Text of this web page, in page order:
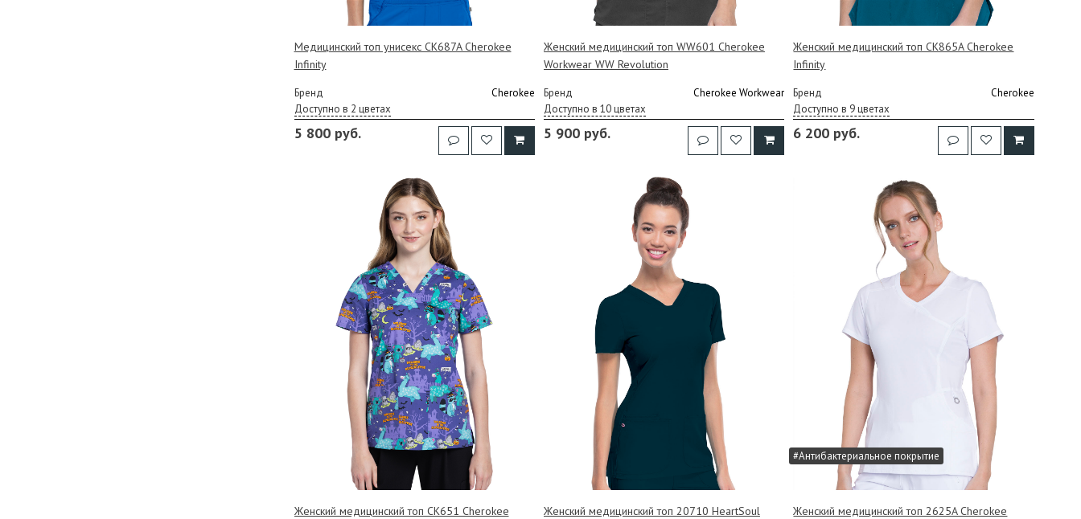
Медицинский топ унисекс CK687A Cherokee
Infinity
Бренд
Cherokee
Доступно в 2 цветах
5 800 руб.
Женский медицинский топ WW601 Cherokee
Workwear WW Revolution
Бренд
Cherokee Workwear
Доступно в 10 цветах
5 900 руб.
Женский медицинский топ CK865A Cherokee
Infinity
Бренд
Cherokee
Доступно в 9 цветах
6 200 руб.
Женский медицинский топ CK651 Cherokee
Женский медицинский топ 20710 HeartSoul
#Антибактериальное покрытие
Женский медицинский топ 2625A Cherokee